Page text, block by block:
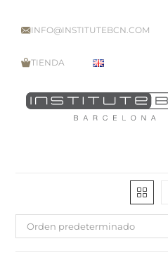
INFO@INSTITUTEBCN.COM
TIENDA
Orden predeterminado